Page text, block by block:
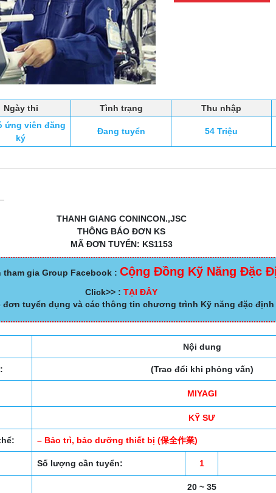
Ngày thi Tình trạng Thu nhập
ứng viên đăng
ký
Đang tuyển 54 Triệu
THANH GIANG CONINCON.,JSC
THÔNG BÁO ĐƠN KS
MÃ ĐƠN TUYỂN: KS1153
tham gia Group Facebook : Cộng Đồng Kỹ Năng Đặc
Click>> : TẠI ĐÂY
đơn tuyển dụng và các thông tin chương trình Kỹ năng đặc định
Nội dung
(Trao đổi khi phỏng vấn)
MIYAGI
KỸ SƯ
– Bảo trì, bảo dưỡng thiết bị (保全作業)
Số lượng cần tuyển: 1
20 ~ 35